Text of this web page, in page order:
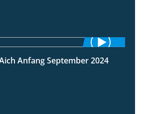
1:50
Anfang September 2024